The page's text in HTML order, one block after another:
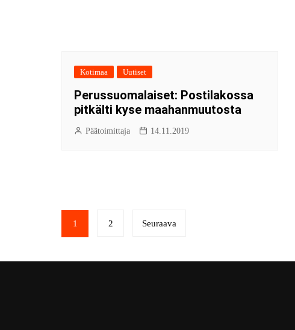
Kotimaa Uutiset
Perussuomalaiset: Postilakossa
pitkälti kyse maahanmuutosta
Päätoimittaja 14.11.2019
1 2 Seuraava